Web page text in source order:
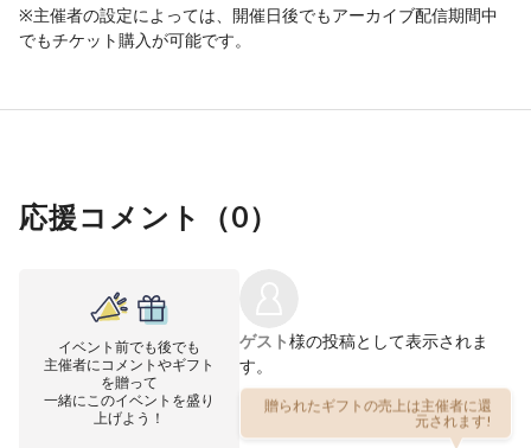
※主催者の設定によっては、開催日後でもアーカイブ配信期間中
でもチケット購入が可能です。
応援コメント（0）
イベント前でも後でも
主催者にコメントやギフト
を贈って
一緒にこのイベントを盛り
上げよう！
ゲスト様の投稿として表示されま
す。
贈られたギフトの売上は主催者に還
元されます!